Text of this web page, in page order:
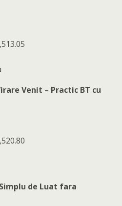
Venit – Practic BT cu
de Luat fara